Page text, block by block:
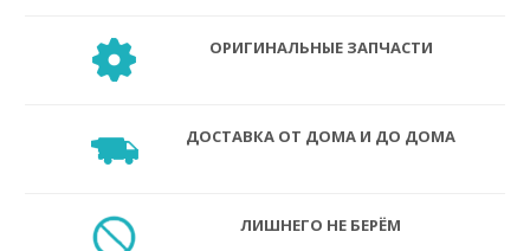
ОРИГИНАЛЬНЫЕ ЗАПЧАСТИ
ДОСТАВКА ОТ ДОМА И ДО ДОМА
ЛИШНЕГО НЕ БЕРЁМ